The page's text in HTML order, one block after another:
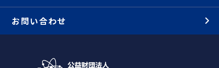
お問い合わせ